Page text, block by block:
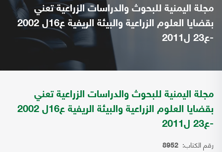
مجلة اليمنية للبحوث والدراسات الزراعية تعني
بقضايا العلوم الزراعية والبيئة الريفية ع16ل 2002
-ع23 ل2011
مجلة اليمنية للبحوث والدراسات الزراعية تعني
بقضايا العلوم الزراعية والبيئة الريفية ع16ل 2002
-ع23 ل2011
رقم الكتاب: 8952